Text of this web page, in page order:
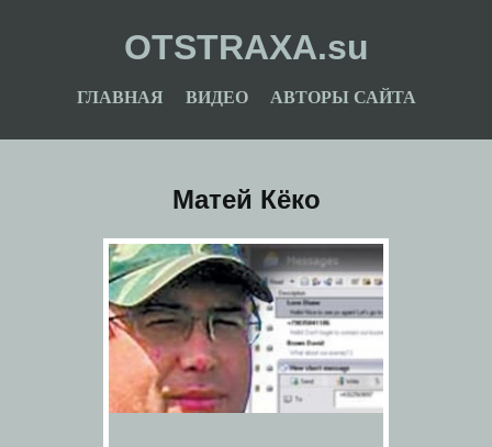
OTSTRAXA.su
ГЛАВНАЯ ВИДЕО АВТОРЫ САЙТА
Матей Кёко